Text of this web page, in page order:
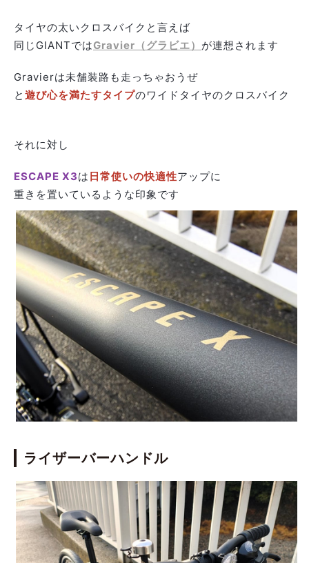
タイヤの太いクロスバイクと言えば
同じGIANTではGravier（グラビエ） が連想されます
Gravierは未舗装路も走っちゃおうぜ
と 遊び心を満たすタイプのワイドタイヤのクロスバイク
それに対し
ESCAPE X3は 日常使いの快適性アップに
重きを置いているような印象です
ライザーバーハンドル